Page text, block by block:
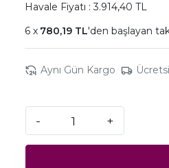
Havale Fiyatı : 3.914,40 TL
780,19 TL'den başlayan
Aynı Gün Kargo
- +